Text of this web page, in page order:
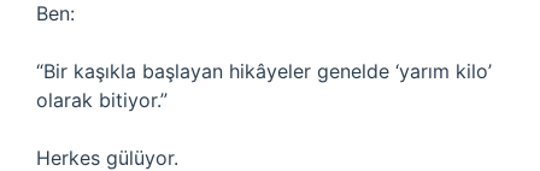
Ben:
“Bir kaşıkla başlayan hikâyeler genelde ‘yarım kilo’
olarak bitiyor.”
Herkes gülüyor.